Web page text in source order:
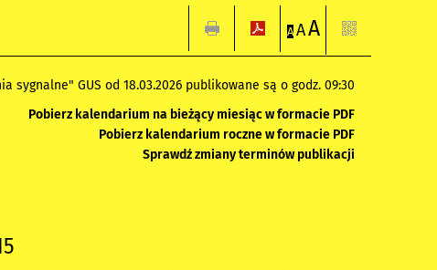
A AA
sygnalne" GUS od 18.03.2026 publikowane są o godz. 09:30
Pobierz kalendarium na bieżący miesiąc w formacie PDF
Pobierz kalendarium roczne w formacie PDF
Sprawdź zmiany terminów publikacji